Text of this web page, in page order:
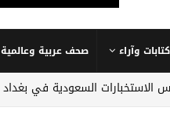
كتابات وآراء صحف عربية وعالمية
الاستخبارات السعودية في بغداد